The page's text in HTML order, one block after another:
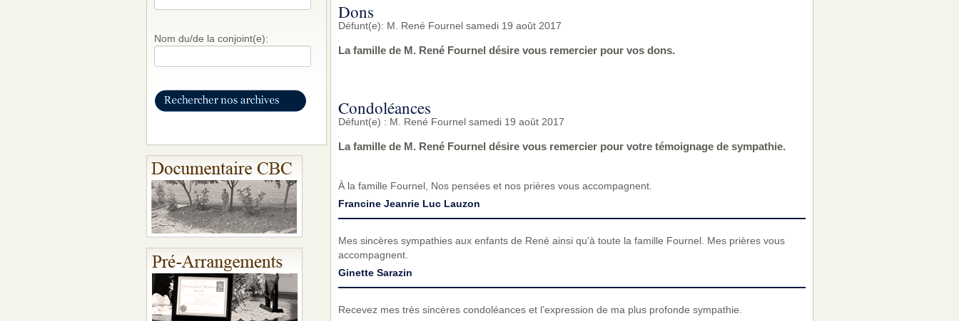
Nom du/de la conjoint(e):
Dons
Défunt(e): M. René Fournel samedi 19 août 2017
La famille de M. René Fournel désire vous remercier pour vos dons.
Condoléances
Défunt(e) : M. René Fournel samedi 19 août 2017
La famille de M. René Fournel désire vous remercier pour votre témoignage de sympathie.
À la famille Fournel, Nos pensées et nos prières vous accompagnent.
Francine Jeanrie Luc Lauzon
Mes sincères sympathies aux enfants de René ainsi qu'à toute la famille Fournel. Mes prières vous
accompagnent.
Ginette Sarazin
Recevez mes très sincères condoléances et l’expression de ma plus profonde sympathie.